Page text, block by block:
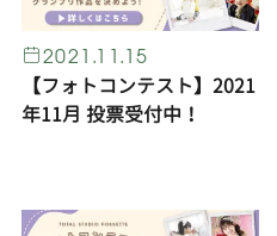
2021.11.15
【フォトコンテスト】2021
年11月 投票受付中！